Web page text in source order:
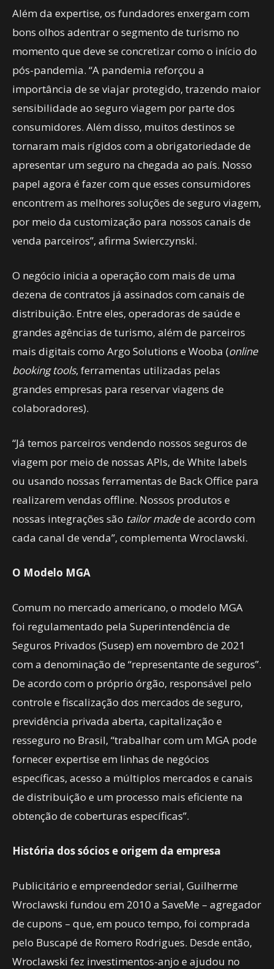
Além da expertise, os fundadores enxergam com
bons olhos adentrar o segmento de turismo no
momento que deve se concretizar como o início do
pós-pandemia. “A pandemia reforçou a
importância de se viajar protegido, trazendo maior
sensibilidade ao seguro viagem por parte dos
consumidores. Além disso, muitos destinos se
tornaram mais rígidos com a obrigatoriedade de
apresentar um seguro na chegada ao país. Nosso
papel agora é fazer com que esses consumidores
encontrem as melhores soluções de seguro viagem,
por meio da customização para nossos canais de
venda parceiros”, afirma Swierczynski.
O negócio inicia a operação com mais de uma
dezena de contratos já assinados com canais de
distribuição. Entre eles, operadoras de saúde e
grandes agências de turismo, além de parceiros
mais digitais como Argo Solutions e Wooba (online
booking tools, ferramentas utilizadas pelas
grandes empresas para reservar viagens de
colaboradores).
“Já temos parceiros vendendo nossos seguros de
viagem por meio de nossas APIs, de White labels
ou usando nossas ferramentas de Back Office para
realizarem vendas offline. Nossos produtos e
nossas integrações são tailor madede acordo com
cada canal de venda”, complementa Wroclawski.
O Modelo MGA
Comum no mercado americano, o modelo MGA
foi regulamentado pela Superintendência de
Seguros Privados (Susep) em novembro de 2021
com a denominação de “representante de seguros”.
De acordo com o próprio órgão, responsável pelo
controle e fiscalização dos mercados de seguro,
previdência privada aberta, capitalização e
resseguro no Brasil, “trabalhar com um MGA pode
fornecer expertise em linhas de negócios
específicas, acesso a múltiplos mercados e canais
de distribuição e um processo mais eficiente na
obtenção de coberturas específicas”.
História dos sócios e origem da empresa
Publicitário e empreendedor serial, Guilherme
Wroclawski fundou em 2010 a SaveMe – agregador
de cupons – que, em pouco tempo, foi comprada
pelo Buscapé de Romero Rodrigues. Desde então,
Wroclawski fez investimentos-anjo e ajudou no